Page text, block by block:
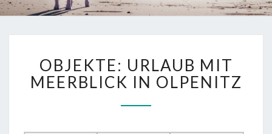
URLAUB
MIT
MEERBLICK
IN
OBJEKTE: URLAUB MIT
MEERBLICK IN OLPENITZ